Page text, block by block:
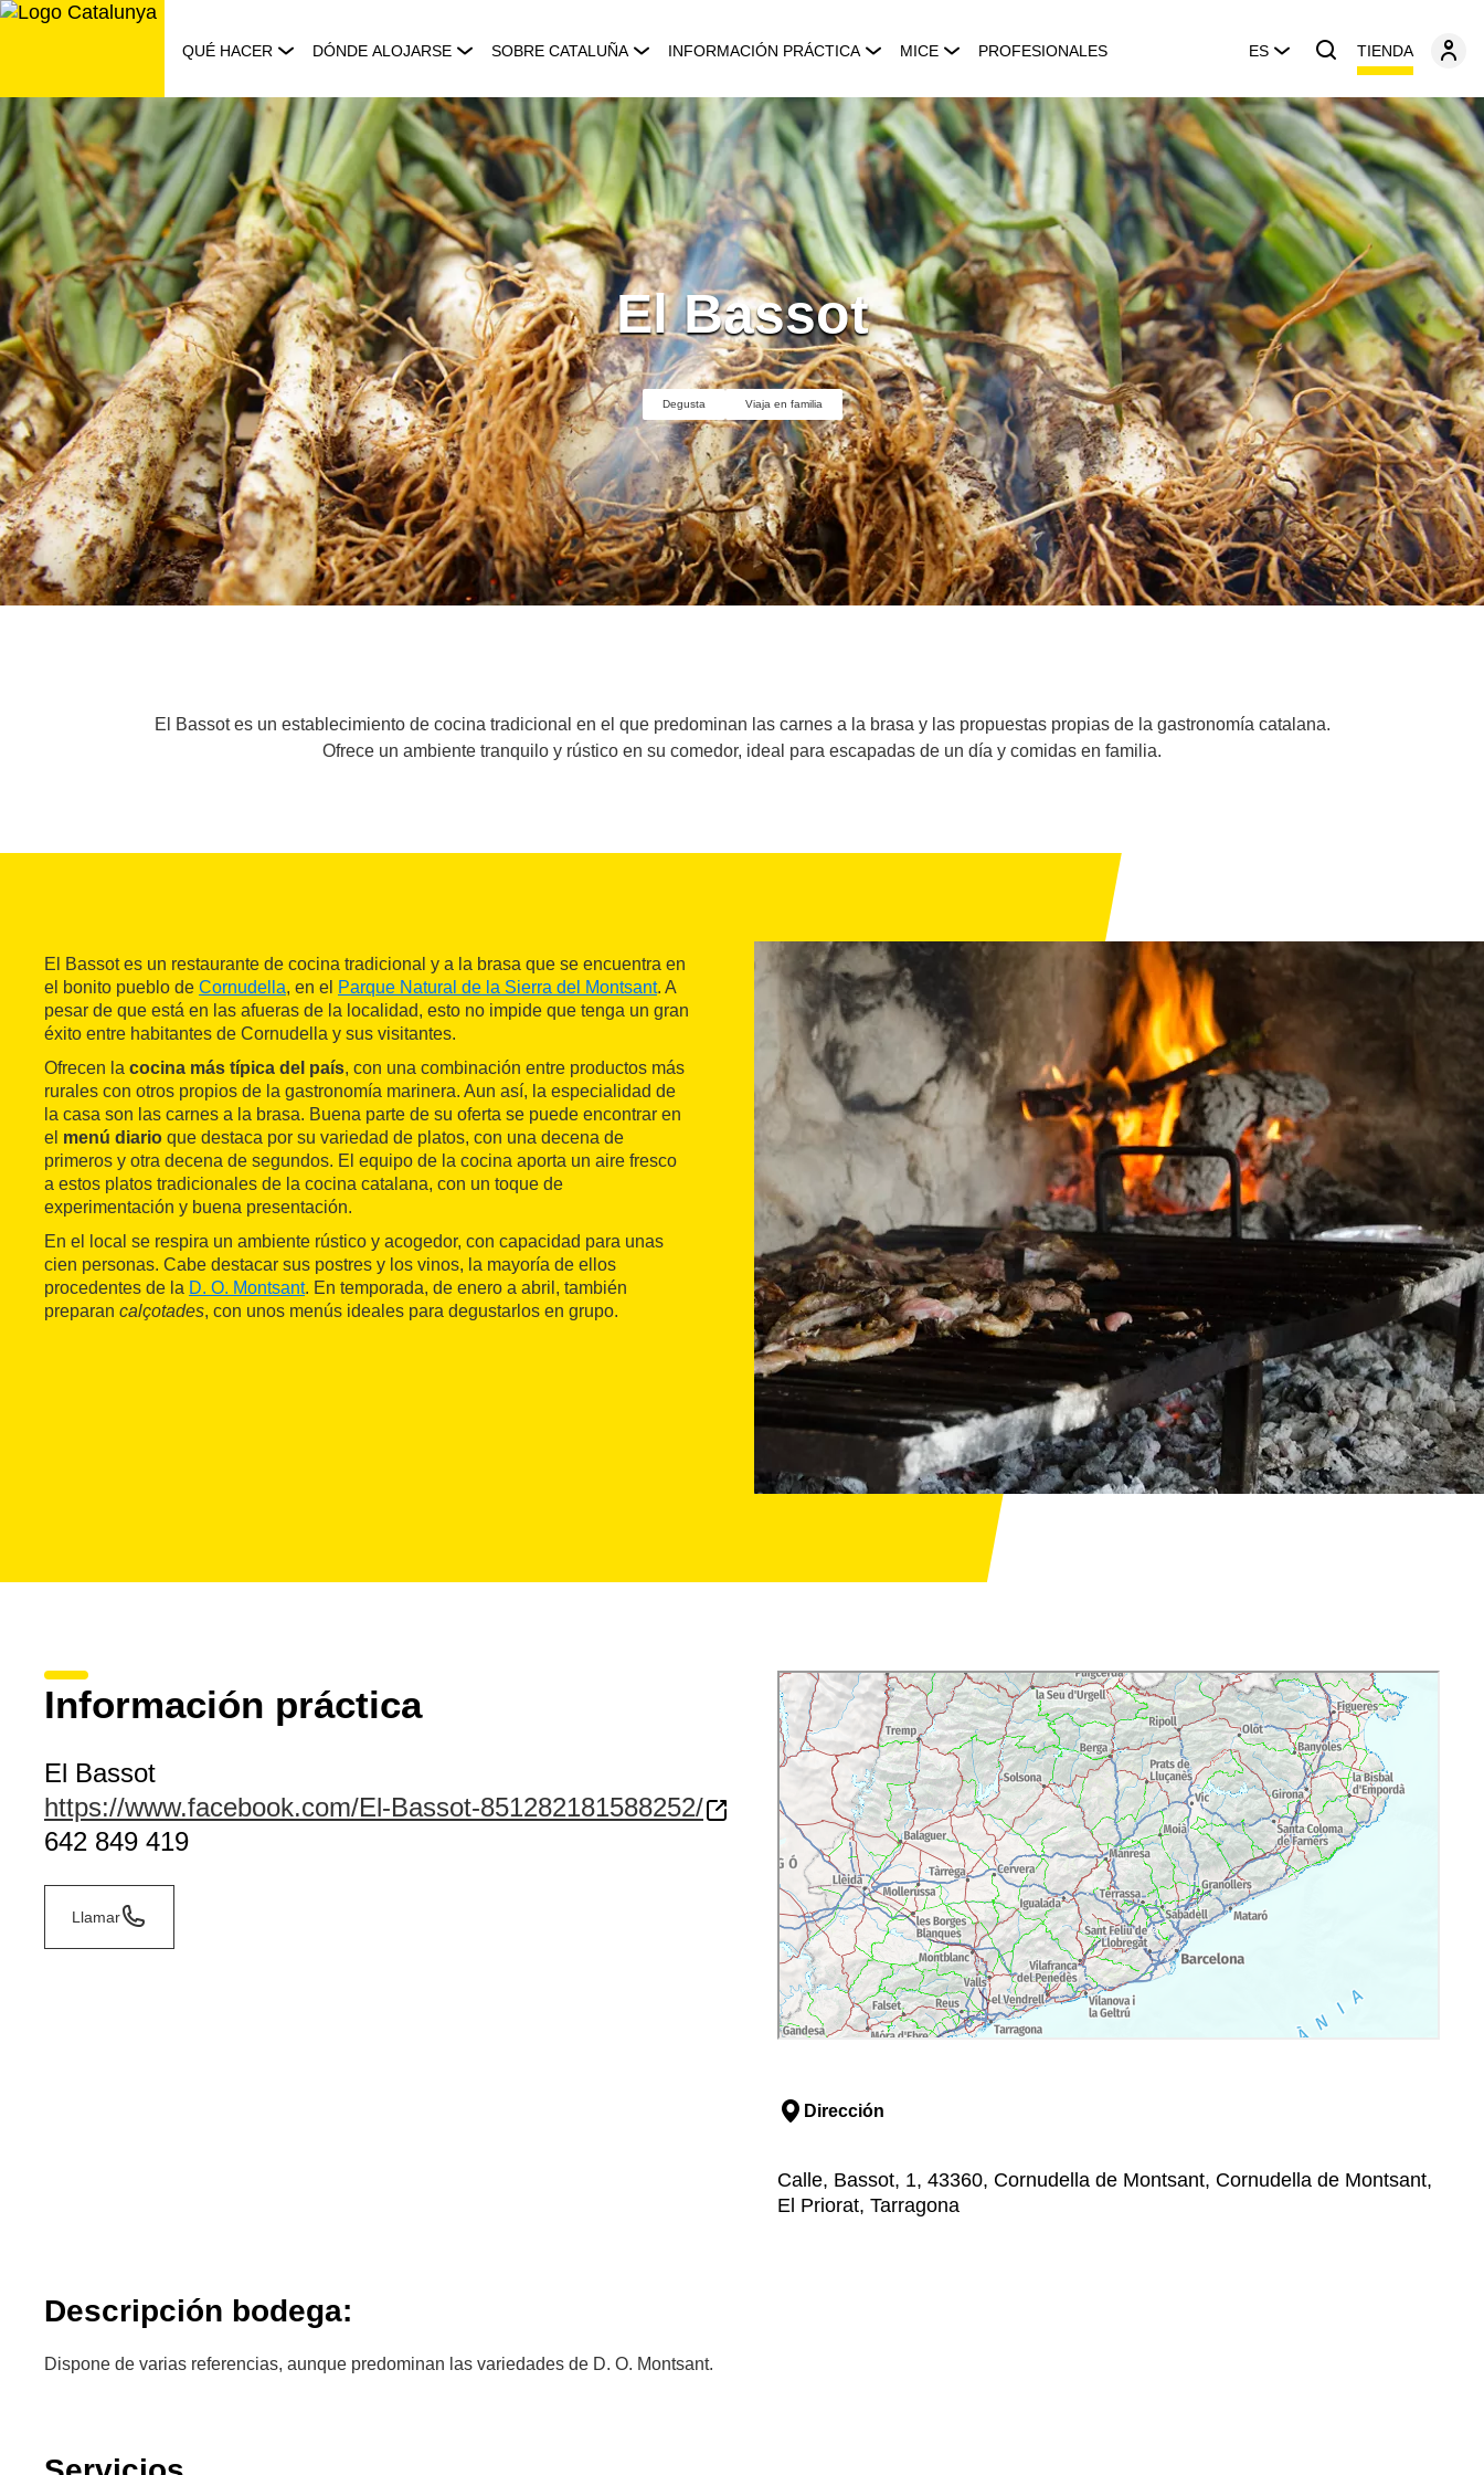
Saltar
QUÉ HACER DÓNDE ALOJARSE SOBRE CATALUÑA INFORMACIÓN PRÁCTICA MICE PROFESIONALES ES TIENDA
El Bassot
Degusta Viaja en familia
El Bassot es un establecimiento de cocina tradicional en el que predominan las carnes a la brasa y las propuestas propias de la gastronomía catalana.
Ofrece un ambiente tranquilo y rústico en su comedor, ideal para escapadas de un día y comidas en familia.
El Bassot es un restaurante de cocina tradicional y a la brasa que se encuentra en
el bonito pueblo de Cornudella, en el Parque Natural de la Sierra del Montsant. A
pesar de que está en las afueras de la localidad, esto no impide que tenga un gran
éxito entre habitantes de Cornudella y sus visitantes.
Ofrecen la cocina más típica del país, con una combinación entre productos más
rurales con otros propios de la gastronomía marinera. Aun así, la especialidad de
la casa son las carnes a la brasa. Buena parte de su oferta se puede encontrar en
el menú diario que destaca por su variedad de platos, con una decena de
primeros y otra decena de segundos. El equipo de la cocina aporta un aire fresco
a estos platos tradicionales de la cocina catalana, con un toque de
experimentación y buena presentación.
En el local se respira un ambiente rústico y acogedor, con capacidad para unas
cien personas. Cabe destacar sus postres y los vinos, la mayoría de ellos
procedentes de la D. O. Montsant. En temporada, de enero a abril, también
preparan calçotades, con unos menús ideales para degustarlos en grupo.
Información práctica
El Bassot
https://www.facebook.com/El-Bassot-851282181588252/
642 849 419
Llamar
Dirección
Calle, Bassot, 1, 43360, Cornudella de Montsant, Cornudella de Montsant,
El Priorat, Tarragona
Descripción bodega:
Dispone de varias referencias, aunque predominan las variedades de D. O. Montsant.